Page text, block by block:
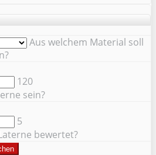
Aus welchem Material soll
120
sein?
5
bewertet?